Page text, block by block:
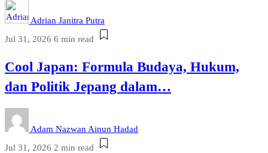
Adrian Janitra Putra
Jul 31, 2026 6 min read
Cool Japan: Formula Budaya, Hukum,
dan Politik Jepang dalam…
Adam Nazwan Ainun Hadad
Jul 31, 2026 2 min read